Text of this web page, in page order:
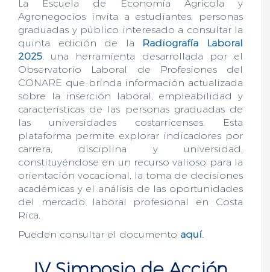
La Escuela de Economía Agrícola y
Agronegocios invita a estudiantes, personas
graduadas y público interesado a consultar la
quinta edición de la Radiografía Laboral
2025 , una herramienta desarrollada por el
Observatorio Laboral de Profesiones del
CONARE que brinda información actualizada
sobre la inserción laboral, empleabilidad y
características de las personas graduadas de
las universidades costarricenses. Esta
plataforma permite explorar indicadores por
carrera, disciplina y universidad,
constituyéndose en un recurso valioso para la
orientación vocacional, la toma de decisiones
académicas y el análisis de las oportunidades
del mercado laboral profesional en Costa
Rica.
Pueden consultar el documento aquí.